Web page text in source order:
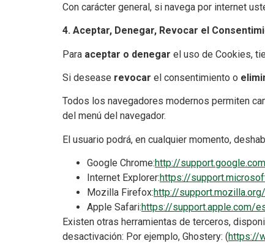
Con carácter general, si navega por internet
4. Aceptar, Denegar, Revocar el
Para aceptar o denegar el uso de Cookies,
Si desease revocar el consentimiento o
Todos los navegadores modernos permiten
del menú del navegador.
El usuario podrá, en cualquier momento,
Google Chrome:http://
Internet Explorer:https://
Mozilla Firefox:http://
Apple Safari:https://support.apple.com/
Existen otras herramientas de terceros,
desactivación: Por ejemplo, Ghostery: (https://